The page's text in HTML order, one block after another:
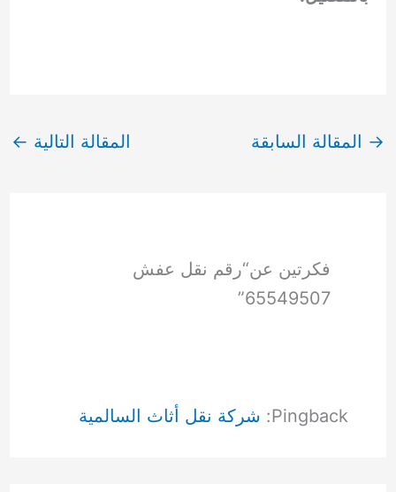
→ المقالة السابقة المقالة التالية ←
فكرتين عن“رقم نقل عفش
65549507”
Pingback: شركة نقل أثاث السالمية